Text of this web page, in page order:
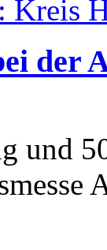
der
und